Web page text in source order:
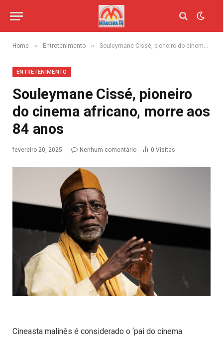
Home » Entretenimento » Souleymane Cissé, pioneiro do cinema africano, morre aos 84 anos
ENTRETENIMENTO
Souleymane Cissé, pioneiro
do cinema africano, morre aos
84 anos
fevereiro 20, 2025 Nenhum comentário 0 Visitas
Cineasta malinês é considerado o ‘pai do cinema